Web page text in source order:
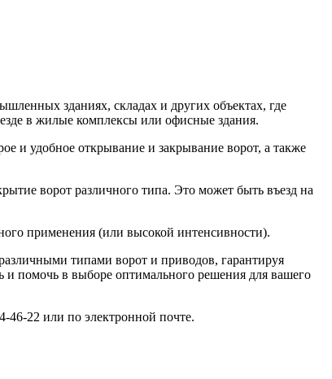
зданиях, складах и других объектах, где
в жилые комплексы или офисные здания.
и удобное открывание и закрывание ворот, а также
ворот различного типа. Это может быть въезд на
применения (или высокой интенсивности).
типами ворот и приводов, гарантируя
помочь в выборе оптимального решения для вашего
46-22 или по электронной почте.